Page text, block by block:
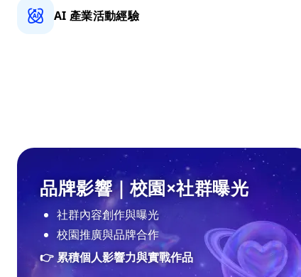
AI 產業活動經驗
品牌影響｜校園×社群曝光
社群內容創作與曝光
校園推廣與品牌合作
👉 累積個人影響力與實戰作品